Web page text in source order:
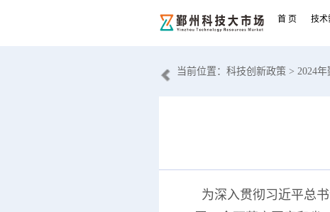
首 页 技术
当前位置： 科技创新政策 > 2024
为深入贯彻习近平总